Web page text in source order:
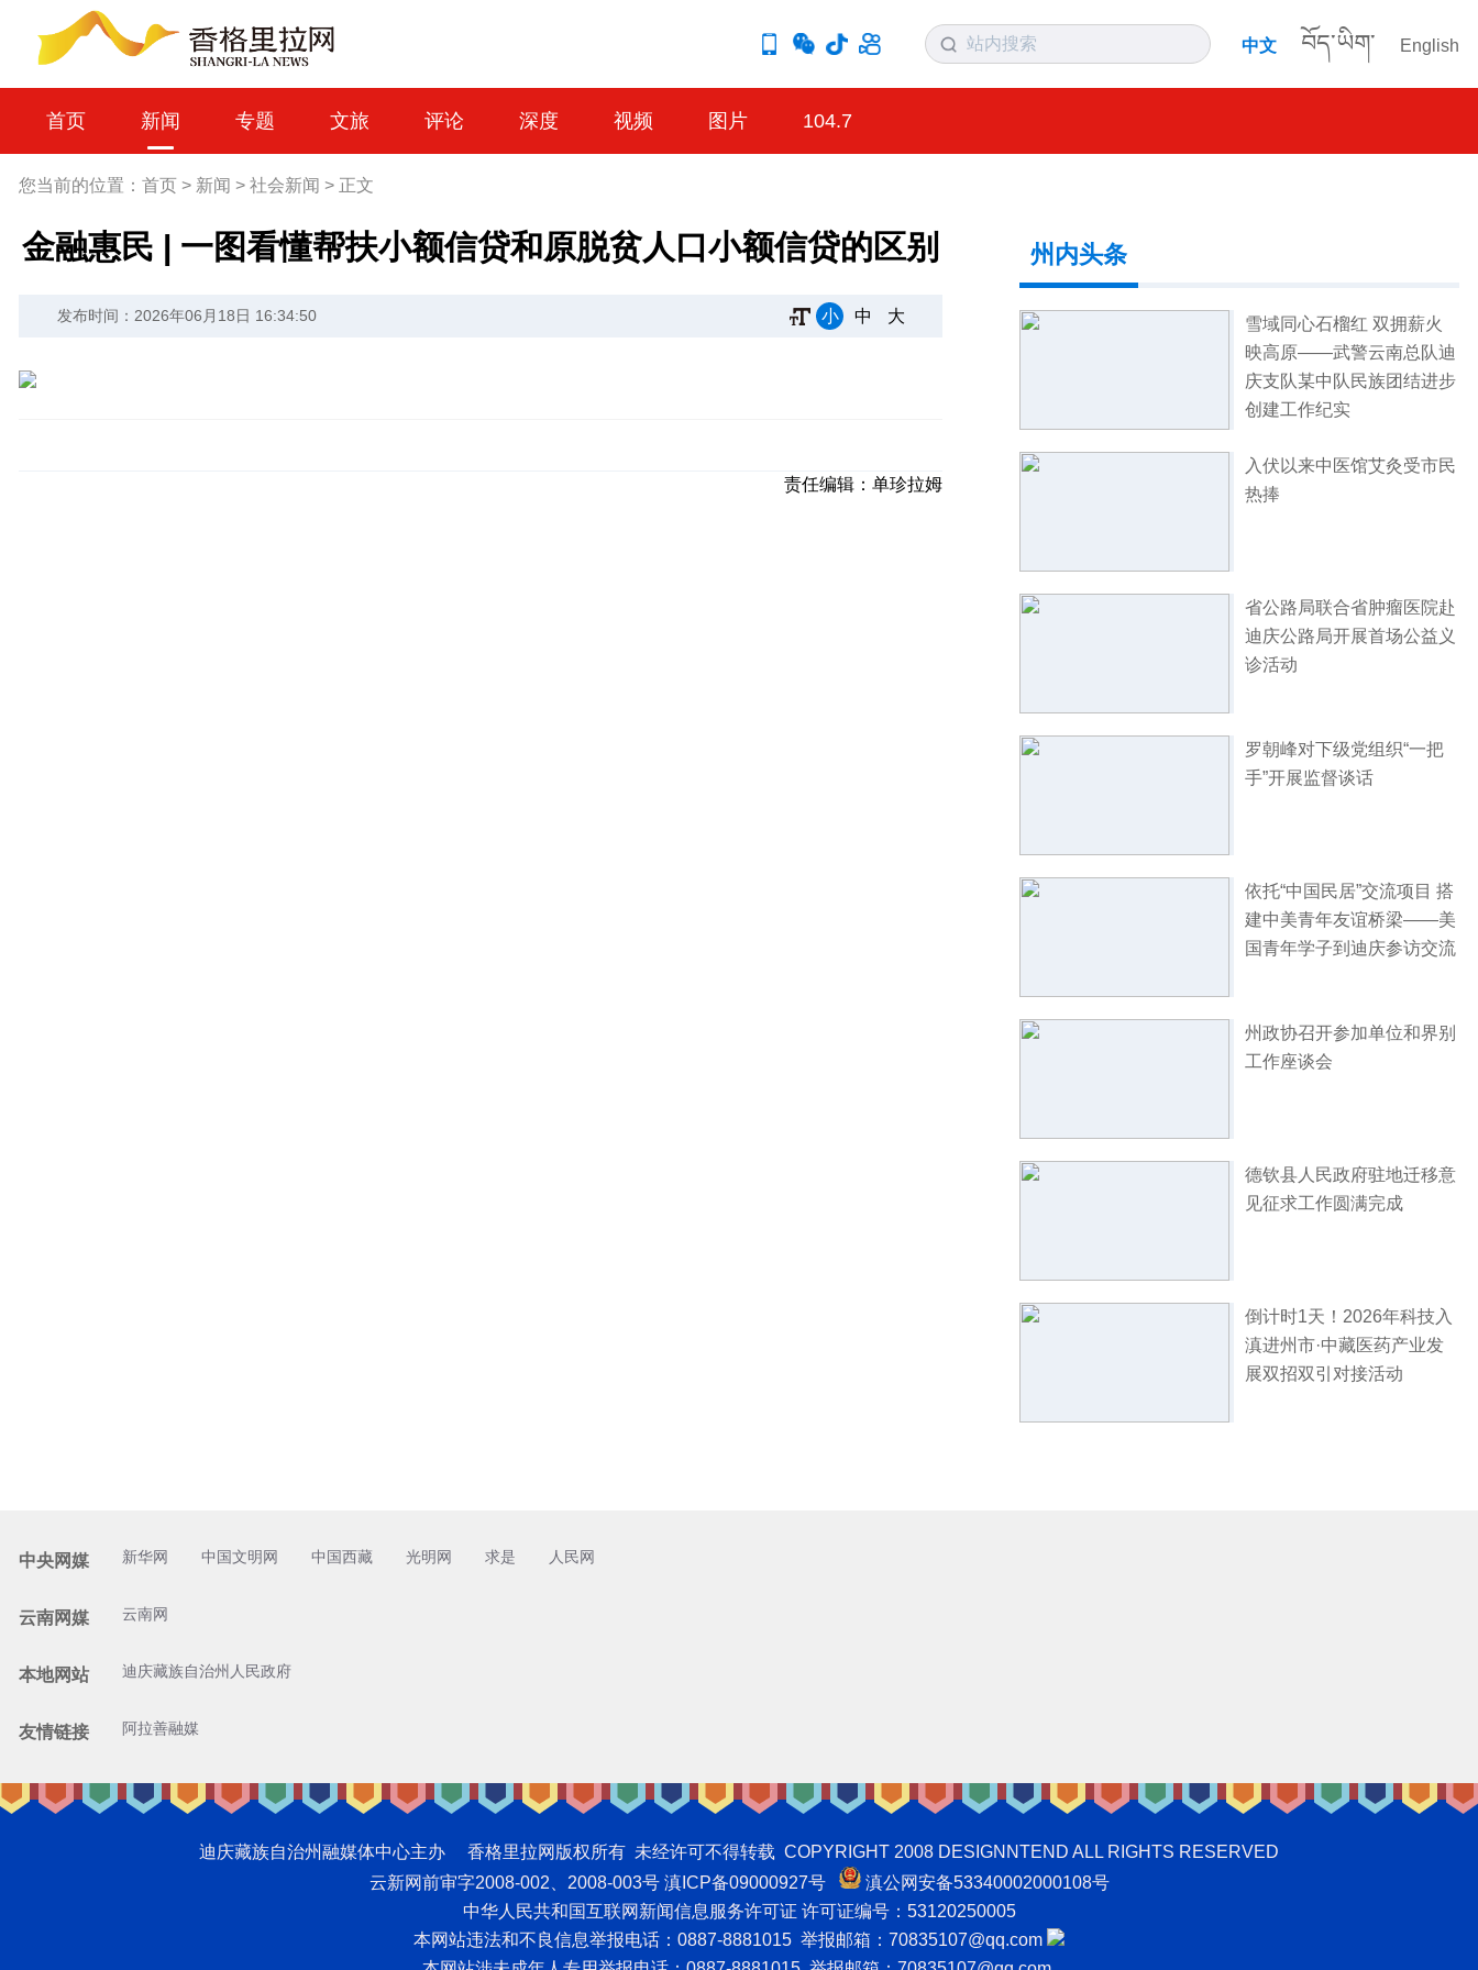
中文 བོད་ཡིག་ English
首页 新闻 专题 文旅 评论 深度 视频 图片 104.7
您当前的位置： 首页 > 新闻 > 社会新闻 > 正文
金融惠民 | 一图看懂帮扶小额信贷和原脱贫人口小额信贷的区别
发布时间：2026年06月18日 16:34:50 小 中 大
责任编辑： 单珍拉姆
州内头条
雪域同心石榴红 双拥薪火
映高原——武警云南总队迪
庆支队某中队民族团结进步
创建工作纪实
入伏以来中医馆艾灸受市民
热捧
省公路局联合省肿瘤医院赴
迪庆公路局开展首场公益义
诊活动
罗朝峰对下级党组织“一把
手”开展监督谈话
依托“中国民居”交流项目 搭
建中美青年友谊桥梁——美
国青年学子到迪庆参访交流
州政协召开参加单位和界别
工作座谈会
德钦县人民政府驻地迁移意
见征求工作圆满完成
倒计时1天！2026年科技入
滇进州市·中藏医药产业发
展双招双引对接活动
中央网媒 新华网 中国文明网 中国西藏 光明网 求是 人民网
云南网媒 云南网
本地网站 迪庆藏族自治州人民政府
友情链接 阿拉善融媒
迪庆藏族自治州融媒体中心主办 香格里拉网版权所有 未经许可不得转载 COPYRIGHT 2008 DESIGNNTEND ALL RIGHTS RESERVED
云新网前审字2008-002、2008-003号 滇ICP备09000927号
滇公网安备53340002000108号
中华人民共和国互联网新闻信息服务许可证 许可证编号：53120250005
本网站违法和不良信息举报电话：0887-8881015 举报邮箱：70835107@qq.com